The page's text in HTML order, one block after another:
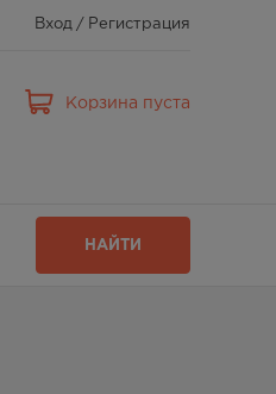
Вход / Регистрация
Корзина пуста
НАЙТИ